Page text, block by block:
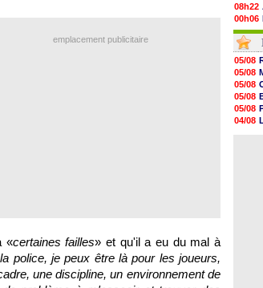
emplacement publicitaire
«certaines failles» et qu'il a eu du mal à
police, je peux être là pour les joueurs,
une discipline, un environnement de
08h22
00h06
05/08
05/08
05/08
05/08
05/08
05/08
05/08
05/08
05/08
05/08
05/08
05/08
05/08
05/08
04/08